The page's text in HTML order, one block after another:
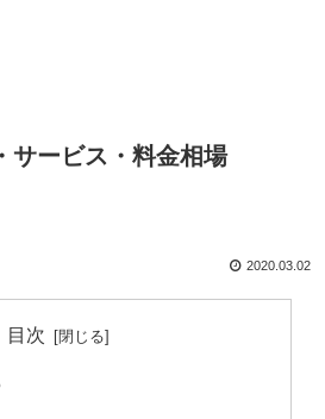
サービス・料金相場
2020.03.02
目次